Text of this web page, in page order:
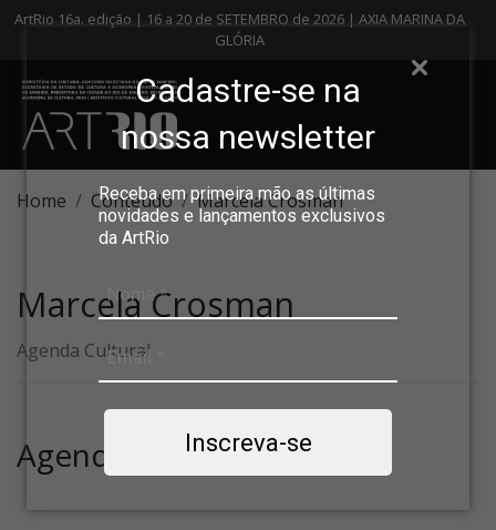
Cadastre-se na
nossa newsletter
Receba em primeira mão as últimas
novidades e lançamentos exclusivos
da ArtRio
Inscreva-se
ArtRio 16a. edição | 16 a 20 de SETEMBRO de 2026 | AXIA MARINA DA
GLÓRIA
Home Conteúdo Marcela Crosman
Marcela Crosman
Agenda Cultural
Agenda Cultural